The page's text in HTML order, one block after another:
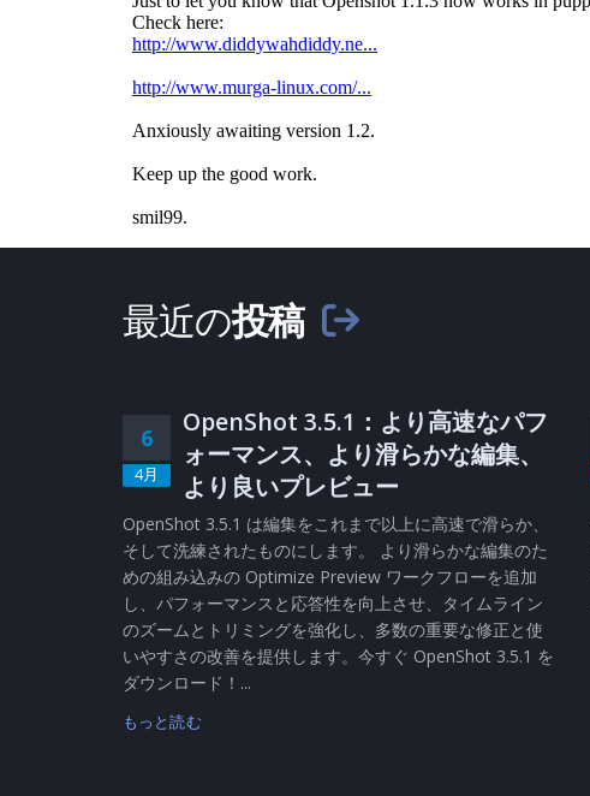
最近の投稿
6
4月
OpenShot 3.5.1：より高速なパフ
ォーマンス、より滑らかな編集、
より良いプレビュー
OpenShot 3.5.1 は編集をこれまで以上に高速で滑らか、
そして洗練されたものにします。 より滑らかな編集のた
めの組み込みの Optimize Preview ワークフローを追加
し、パフォーマンスと応答性を向上させ、タイムライン
のズームとトリミングを強化し、多数の重要な修正と使
いやすさの改善を提供します。今すぐ OpenShot 3.5.1 を
ダウンロード！...
もっと読む